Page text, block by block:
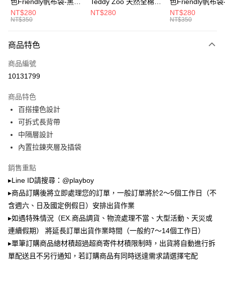
大哥付你分期
相關說明
2.付款方式選擇「大哥付你分期」，訂單成立後會自動跳轉到大哥付的交易
成交易。
3.實際核准額度、可分期數及費用金額請依後續交易確認頁面所載為準。
消。如遇「轉專審核」未通過狀況，表示未達大哥付你分期系統評分，恕無
法說明評估內容。
【繳款方式說明】
1.分期款項不併入電信帳單，「大哥付你分期」於每月結算日後寄送繳費提
2.透過簡訊連結打開帳單後，可選擇「超商條碼／台灣大直營門市／銀行轉
帳／街口支付／iPASS MONEY」等通路繳費。
【注意事項】
1.本服務係由「台灣大哥大股份有限公司」（以下簡稱本公司）所提供，讓
用戶於交易時，得透過本服務購買商品或服務，並由商店將買賣／分期付款
買賣價金債權讓與本公司後，依約使用本公司帳單繳交帳款。
2.基於同意付款使用「大哥付你分期」之契約關係目的，商店將以您的個人
資料（包含姓名、電話或地址）提供予台灣大哥大進項蒐集、處理及利用，
由本公司與您本人進行分期帳單所需資料之確認、核對及更正。
3.完整用戶服務條款，請詳閱以下連結：https://oppay.tw/userRule
運送方式
全家取貨付款
付款後全家取貨
每筆NT$100，滿NT$700(含以上)免運費
付款後萊爾富取貨
7-11取貨付款
每筆NT$100，滿NT$900(含以上)免運費
付款後7-11取貨
每筆NT$100，滿NT$700(含以上)免運費
(TZB107)
NT$280
NT$350
色Friendly帆布袋-白色
NT$280
色(TZB107)
NT$280
NT$350
商品特色
商品編號
10131799
商品特色
百搭撞色設計
可拆式長背帶
中隔層設計
內置拉鍊夾層及插袋
銷售重點
▸Line ID請搜尋：@playboy
▸商品訂購後將立即處理您的訂單，一般訂單將於2～5個工作日（不
含週六、日及國定例假日）安排出貨作業
▸如遇特殊情況（EX.商品調貨、物流處理不當、大型活動、天災或
連續假期） 將延長訂單出貨作業時間（一般約7～14個工作日）
▸單筆訂購商品總材積超過超商寄件材積限制時，出貨將自動進行拆
單配送且不另行通知，若訂購商品有同時送達需求請選擇宅配